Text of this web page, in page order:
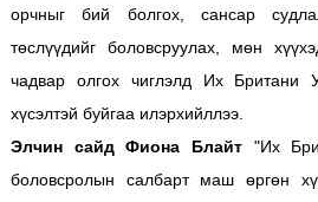
орчныг бий болгох, сансар
төслүүдийг боловсруулах, мөн
чадвар олгох чиглэлд Их Британи
хүсэлтэй буйгаа илэрхийллээ.
Элчин сайд Фиона Блайт"Их
боловсролын салбарт маш өргөн